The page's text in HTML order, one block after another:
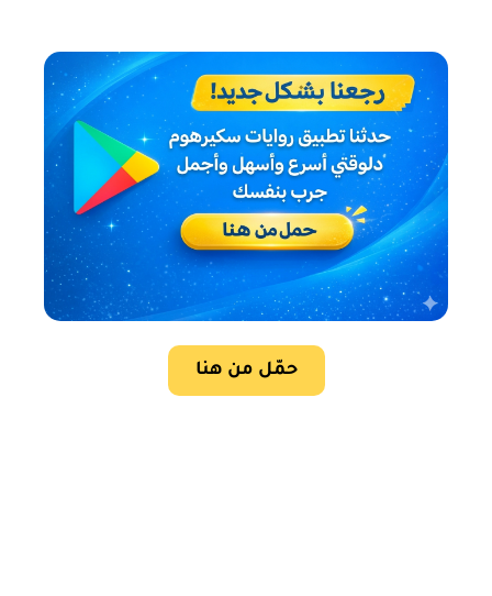
حمّل من هنا